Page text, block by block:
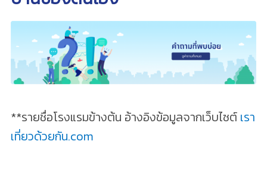
**รายชื่อโรงแรมข้างต้น อ้างอิงข้อมูลจากเว็บไซต์ เรา
เที่ยวด้วยกัน.com